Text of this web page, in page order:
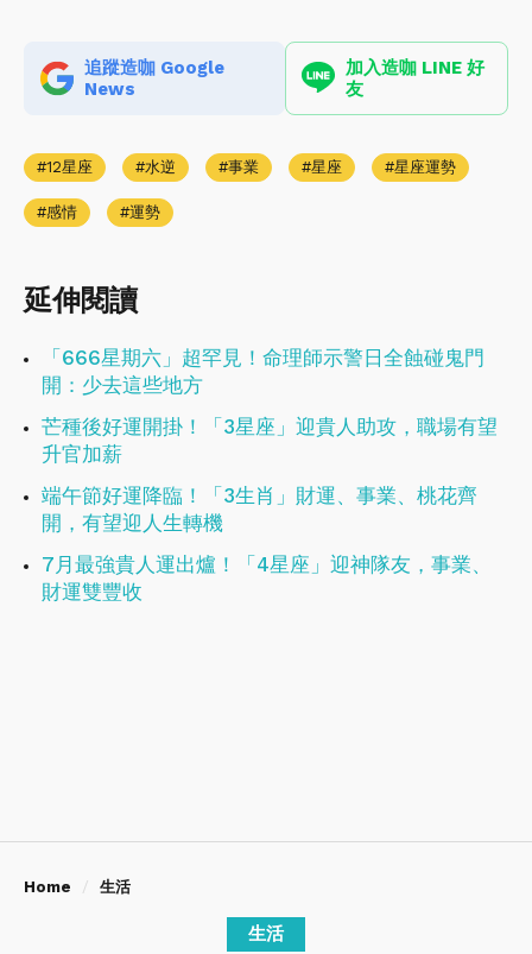
追蹤造咖 Google
News
加入造咖 LINE 好
友
12星座 水逆 事業 星座 星座運勢
感情 運勢
延伸閱讀
「666星期六」超罕見！命理師示警日全蝕碰鬼門
開：少去這些地方
芒種後好運開掛！「3星座」迎貴人助攻，職場有望
升官加薪
端午節好運降臨！「3生肖」財運、事業、桃花齊
開，有望迎人生轉機
7月最強貴人運出爐！「4星座」迎神隊友，事業、
財運雙豐收
Home 生活
生活